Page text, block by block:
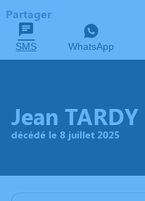
Partager
SMS WhatsApp
Jean TARDY
décédé le 8 juillet 2025